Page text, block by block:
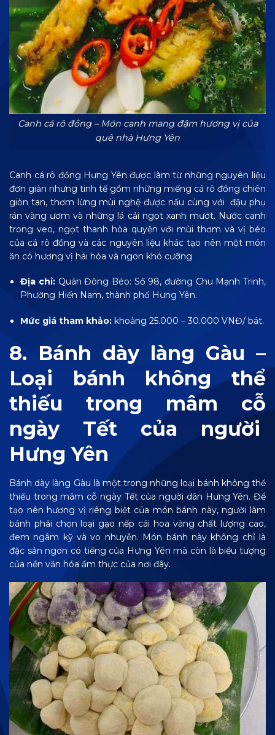
Canh cá rô đồng – Món canh mang đậm hương vị của
quê nhà Hưng Yên
Canh cá rô đồng Hưng Yên được làm từ những nguyên liệu
đơn giản nhưng tinh tế gồm những miếng cá rô đồng chiên
giòn tan, thơm lừng mùi nghệ được nấu cùng với đậu phụ
rán vàng ươm và những lá cải ngọt xanh mướt. Nước canh
trong veo, ngọt thanh hòa quyện với mùi thơm và vị béo
của cá rô đồng và các nguyên liệu khác tạo nên một món
ăn có hương vị hài hòa và ngon khó cưỡng
Địa chỉ:Quán Đông Béo: Số 98, đường Chu Mạnh Trinh,
Phường Hiến Nam, thành phố Hưng Yên.
Mức giá tham khảo: khoảng 25.000 – 30.000 VNĐ/ bát.
8. Bánh dày làng Gàu –
Loại bánh không thể
thiếu trong mâm cỗ
ngày Tết của người
Hưng Yên
Bánh dày làng Gàu là một trong những loại bánh không thể
thiếu trong mâm cỗ ngày Tết của người dân Hưng Yên. Để
tạo nên hương vị riêng biệt của món bánh này, người làm
bánh phải chọn loại gạo nếp cái hoa vàng chất lượng cao,
đem ngâm kỹ và vo nhuyễn. Món bánh này không chỉ là
đặc sản ngon có tiếng của Hưng Yên mà còn là biểu tượng
của nền văn hóa ẩm thực của nơi đây.